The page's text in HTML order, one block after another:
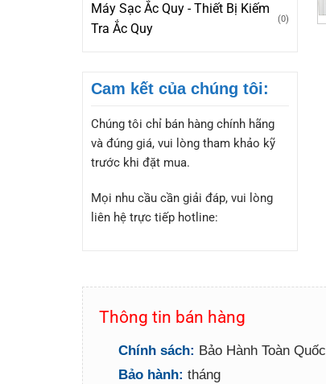
Máy Sạc Ắc Quy - Thiết Bị Kiếm
Tra Ắc Quy
(0)
Cam kết của chúng tôi:
Chúng tôi chỉ bán hàng chính hãng
và đúng giá, vui lòng tham khảo kỹ
trước khi đặt mua.
Mọi nhu cầu cần giải đáp, vui lòng
liên hệ trực tiếp hotline:
Thông tin bán hàng
Chính sách: Bảo Hành Toàn Quốc
Bảo hành: tháng